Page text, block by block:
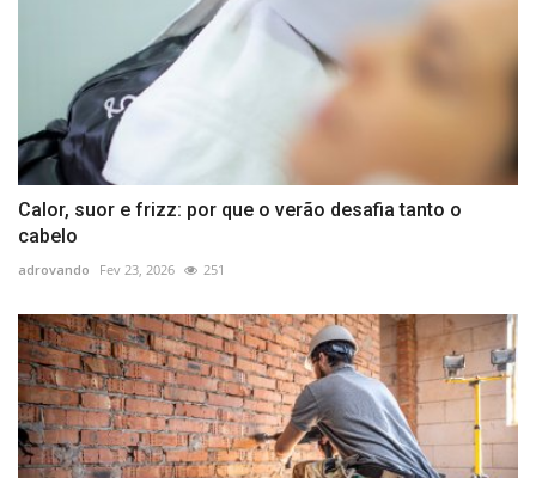
Calor, suor e frizz: por que o verão desafia tanto o
cabelo
adrovando Fev 23, 2026 251